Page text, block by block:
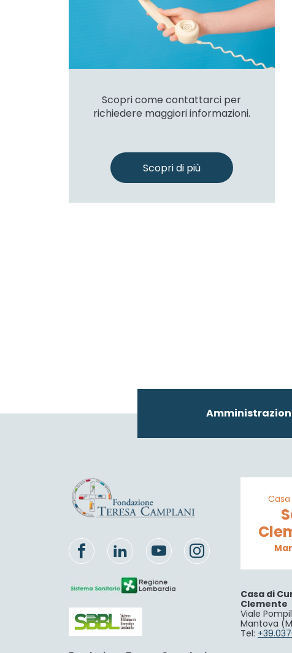
Scopri come contattarci per
richiedere maggiori informazioni.
Scopri di più
Casa di
Clemente
Viale
Mantova
Tel: